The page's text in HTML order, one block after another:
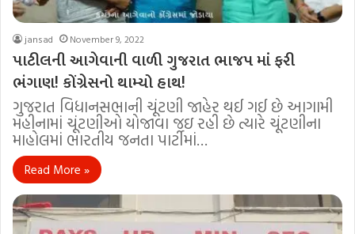
jansad November 9, 2022
પાટીલની આગેવાની વાળી ગુજરાત ભાજપ માં ફરી
ભંગાણ! કોંગ્રેસનો થામ્યો હાથ!
ગુજરાત વિધાનસભાની ચૂંટણી જાહેર થઈ ગઈ છે આગામી
મહીનામાં ચૂંટણીઓ યોજાવા જઇ રહી છે ત્યારે ચૂંટણીના
માહોલમાં ભારતીય જનતા પાર્ટીમાં…
Read More »